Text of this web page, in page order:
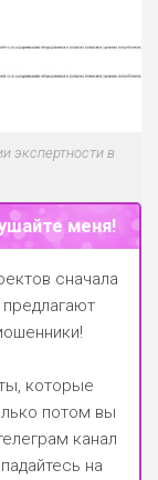
экспертности в
меня!
сначала
которые
потом вы
канал
на